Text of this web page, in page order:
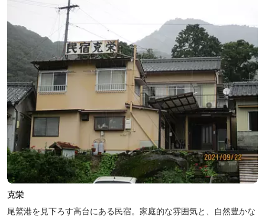
克栄
尾鷲港を見下ろす高台にある民宿。家庭的な雰囲気と、自然豊かな